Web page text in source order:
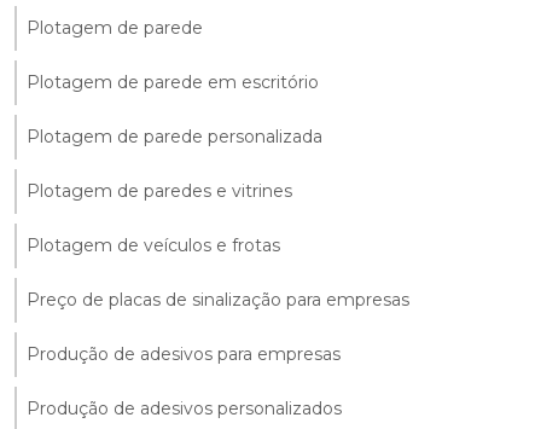
Plotagem de parede
Plotagem de parede em escritório
Plotagem de parede personalizada
Plotagem de paredes e vitrines
Plotagem de veículos e frotas
Preço de placas de sinalização para empresas
Produção de adesivos para empresas
Produção de adesivos personalizados